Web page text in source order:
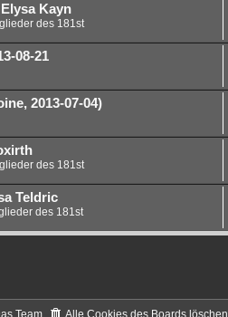
Kayn
des 181st
08-21
2013-07-04)
des 181st
Teldric
des 181st
Alle Cookies des Boards löschen
Team